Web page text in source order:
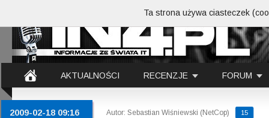
AKTUALNOŚCI RECENZJE FORUM
2009-02-18 09:16 Autor: Sebastian Wiśniewski (NetCop) 15
Ta strona używa ciasteczek